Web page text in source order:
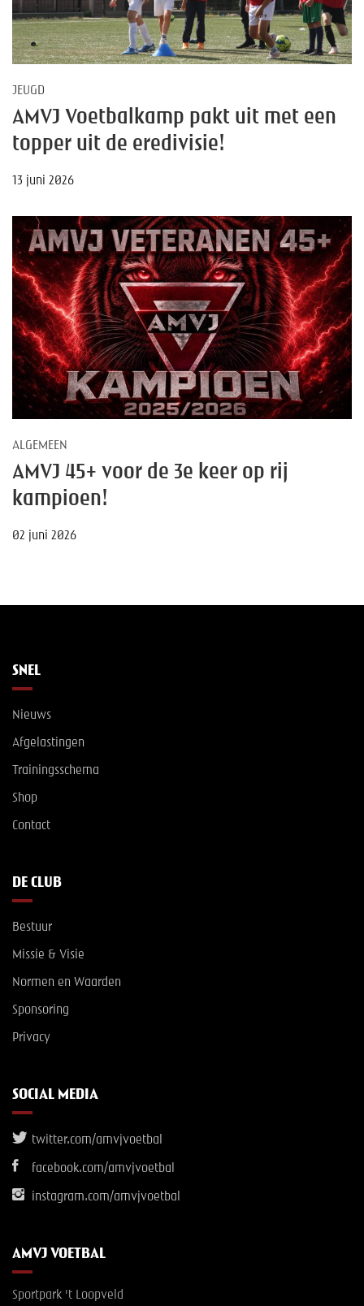
JEUGD
AMVJ Voetbalkamp pakt uit met een
topper uit de eredivisie!
13 juni 2026
ALGEMEEN
AMVJ 45+ voor de 3e keer op rij
kampioen!
02 juni 2026
SNEL
Nieuws
Afgelastingen
Trainingsschema
Shop
Contact
DE CLUB
Bestuur
Missie & Visie
Normen en Waarden
Sponsoring
Privacy
SOCIAL MEDIA
twitter.com/amvjvoetbal
facebook.com/amvjvoetbal
instagram.com/amvjvoetbal
AMVJ VOETBAL
Sportpark 't Loopveld